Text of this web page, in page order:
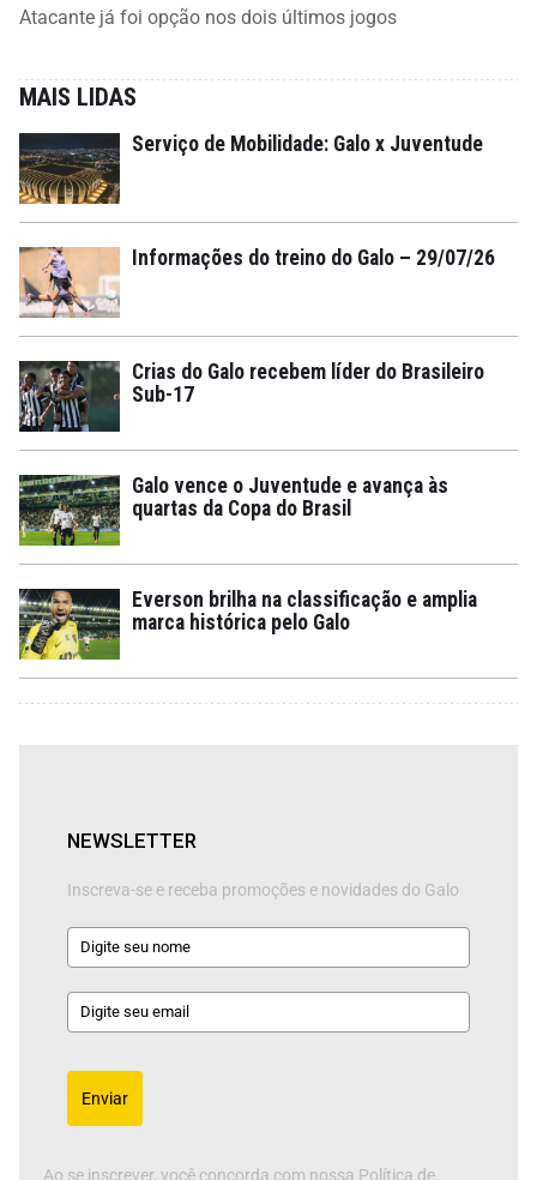
Atacante já foi opção nos dois últimos jogos
MAIS LIDAS
Serviço de Mobilidade: Galo x Juventude
Informações do treino do Galo – 29/07/26
Crias do Galo recebem líder do Brasileiro
Sub-17
Galo vence o Juventude e avança às
quartas da Copa do Brasil
Everson brilha na classificação e amplia
marca histórica pelo Galo
NEWSLETTER
Inscreva-se e receba promoções e novidades do Galo
Enviar
Ao se inscrever, você concorda com nossa Política de